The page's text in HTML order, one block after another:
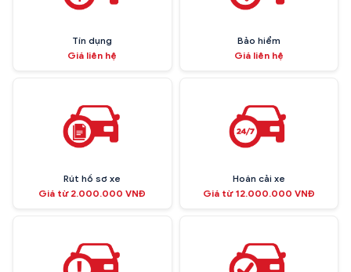
Tín dụng
Giá liên hệ
Bảo hiểm
Giá liên hệ
Rút hồ sơ xe
Giá từ 2.000.000 VNĐ
Hoán cải xe
Giá từ 12.000.000 VNĐ